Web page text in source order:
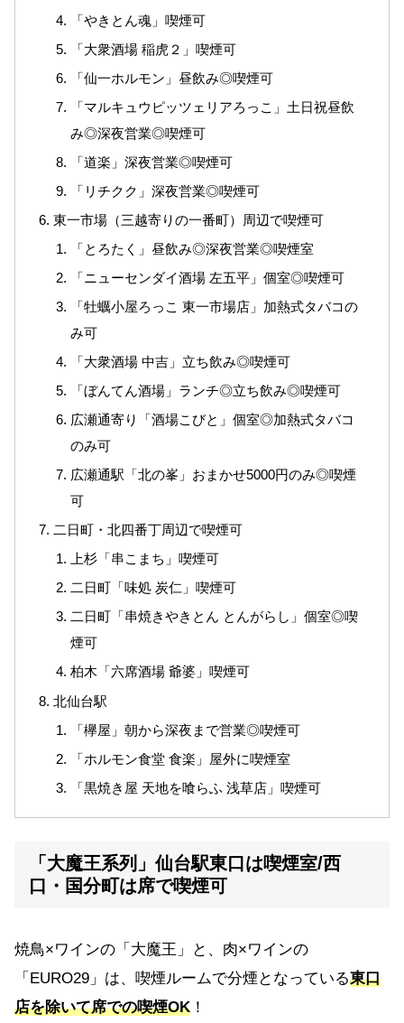
「やきとん魂」喫煙可
「大衆酒場 稲虎２」喫煙可
「仙一ホルモン」昼飲み◎喫煙可
「マルキュウピッツェリアろっこ」土日祝昼飲
み◎深夜営業◎喫煙可
「道楽」深夜営業◎喫煙可
「リチクク」深夜営業◎喫煙可
東一市場（三越寄りの一番町）周辺で喫煙可
「とろたく」昼飲み◎深夜営業◎喫煙室
「ニューセンダイ酒場 左五平」個室◎喫煙可
「牡蠣小屋ろっこ 東一市場店」加熱式タバコの
み可
「大衆酒場 中吉」立ち飲み◎喫煙可
「ぼんてん酒場」ランチ◎立ち飲み◎喫煙可
広瀬通寄り「酒場こびと」個室◎加熱式タバコ
のみ可
広瀬通駅「北の峯」おまかせ5000円のみ◎喫煙
可
二日町・北四番丁周辺で喫煙可
上杉「串こまち」喫煙可
二日町「味処 炭仁」喫煙可
二日町「串焼きやきとん とんがらし」個室◎喫
煙可
柏木「六席酒場 爺婆」喫煙可
北仙台駅
「欅屋」朝から深夜まで営業◎喫煙可
「ホルモン食堂 食楽」屋外に喫煙室
「黒焼き屋 天地を喰らふ 浅草店」喫煙可
「大魔王系列」仙台駅東口は喫煙室/西
口・国分町は席で喫煙可
焼鳥×ワインの「大魔王」と、肉×ワインの
「EURO29」は、喫煙ルームで分煙となっている東口
店を除いて席での喫煙OK ！